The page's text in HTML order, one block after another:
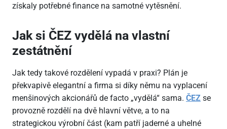
získaly potřebné finance na samotné vytěsnění.
Jak si ČEZ vydělá na vlastní
zestátnění
Jak tedy takové rozdělení vypadá v praxi? Plán je
překvapivě elegantní a firma si díky němu na vyplacení
menšinových akcionářů de facto „vydělá“ sama. ČEZ se
provozně rozdělí na dvě hlavní větve, a to na
strategickou výrobní část (kam patří jaderné a uhelné